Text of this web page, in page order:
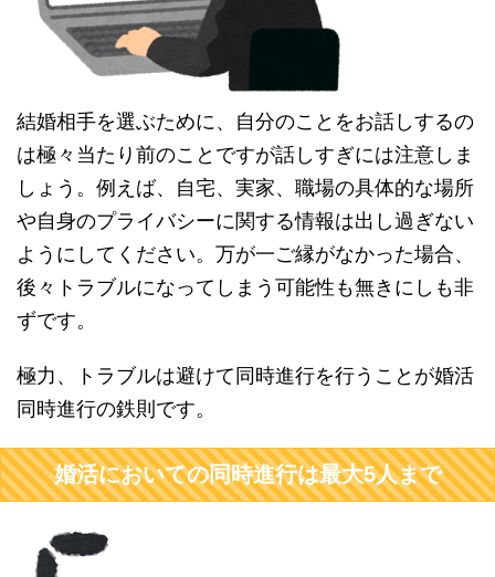
結婚相手を選ぶために、自分のことをお話しするの
は極々当たり前のことですが話しすぎには注意しま
しょう。例えば、自宅、実家、職場の具体的な場所
や自身のプライバシーに関する情報は出し過ぎない
ようにしてください。万が一ご縁がなかった場合、
後々トラブルになってしまう可能性も無きにしも非
ずです。
極力、トラブルは避けて同時進行を行うことが婚活
同時進行の鉄則です。
婚活においての同時進行は最大5人まで